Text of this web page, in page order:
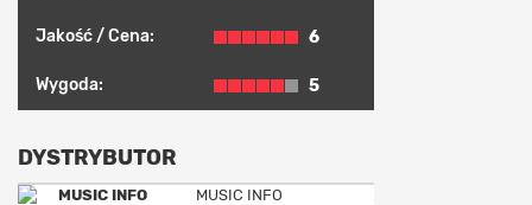
Jakość / Cena: 6
Wygoda: 5
DYSTRYBUTOR
MUSIC INFO